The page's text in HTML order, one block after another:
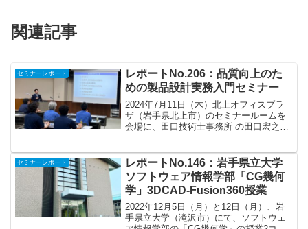
関連記事
セミナーレポート
レポートNo.206：品質向上のた
めの製品設計実務入門セミナー
2024年7月11日（木）北上オフィスプラ
ザ（岩手県北上市）のセミナールームを
会場に、田口技術士事務所 の田口宏之様
セミナーでは、設計段階での「当たり前
品質」の確保を目...
セミナーレポート
レポートNo.146：岩手県立大学
ソフトウェア情報学部「CG幾何
学」3DCAD-Fusion360授業
2022年12月5日（月）と12日（月）、岩
手県立大学（滝沢市）にて、ソフトウェ